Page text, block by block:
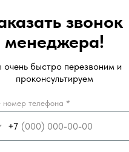
+7
звонок
менеджера!
быстро перезвоним и
проконсультируем
номер телефона *